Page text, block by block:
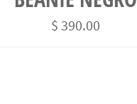
Precio
habitual
$ 390.00